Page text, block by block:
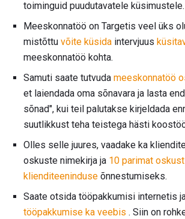
toiminguid puudutavatele küsimustele.
Meeskonnatöö on Targetis veel üks
mistõttu võite küsida intervjuus
meeskonnatöö kohta.
Samuti saate tutvuda meeskonnatöö
et laiendada oma sõnavara ja lasta
sõnad", kui teil palutakse kirjeldada
suutlikkust teha teistega hästi
Olles selle juures, vaadake ka
oskuste nimekirja ja 10 parimat oskust
klienditeeninduse õnnestumiseks.
Saate otsida tööpakkumisi internetis
tööpakkumise ka veebis . Siin on